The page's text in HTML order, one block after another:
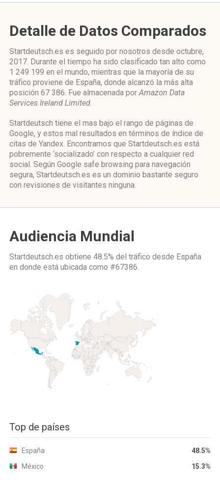
Detalle de Datos Comparados
Startdeutsch.es es seguido por nosotros desde octubre,
2017. Durante el tiempo ha sido clasificado tan alto como
1 249 199 en el mundo, mientras que la mayoría de su
tráfico proviene de España, donde alcanzó la más alta
posición 67 386. Fue almacenada porAmazon Data
Services Ireland Limited.
Startdeutsch tiene el mas bajo el rango de páginas de
Google, y estos mal resultados en términos de índice de
citas de Yandex. Encontramos que Startdeutsch.es está
pobremente ‘socializado’ con respecto a cualquier red
social. Según Google safe browsing para navegación
segura, Startdeutsch.es es un dominio bastante seguro
con revisiones de visitantes ninguna.
Audiencia Mundial
Startdeutsch.es obtiene 48.5% del tráfico desde España
en donde está ubicada como #67386.
Top de países
España
48.5%
México
15.3%